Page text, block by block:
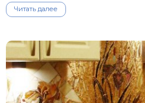
Читать далее